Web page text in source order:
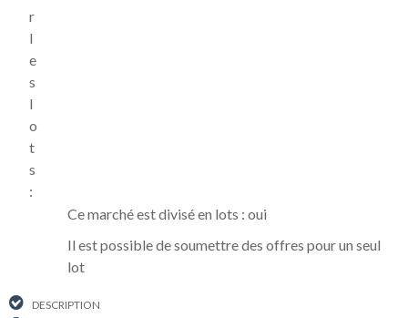
r
l
e
s
l
o
t
s
:
Ce marché est divisé en lots : oui
Il est possible de soumettre des offres pour un seul
lot
DESCRIPTION